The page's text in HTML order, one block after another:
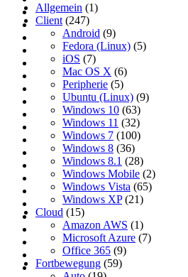
Allgemein (1)
Client (247)
Android (9)
Fedora (Linux) (5)
iOS (7)
Mac OS X (6)
Peripherie (5)
Ubuntu (Linux) (9)
Windows 10 (63)
Windows 11 (32)
Windows 7 (100)
Windows 8 (36)
Windows 8.1 (28)
Windows Mobile (2)
Windows Vista (65)
Windows XP(21)
Cloud (15)
Amazon AWS (1)
Microsoft Azure (7)
Office 365 (9)
Fortbewegung (59)